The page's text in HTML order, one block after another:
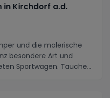
in Kirchdorf a.d.
und die malerische
besondere Art und
Sportwagen. Tauchen